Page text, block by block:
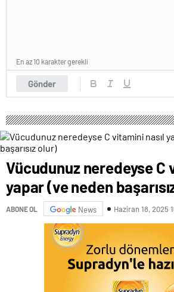
Gönder
En az 10 karakter gerekli
Vücudunuz neredeyse C
yapar (ve neden
ABONE OL News Haziran 18, 2025